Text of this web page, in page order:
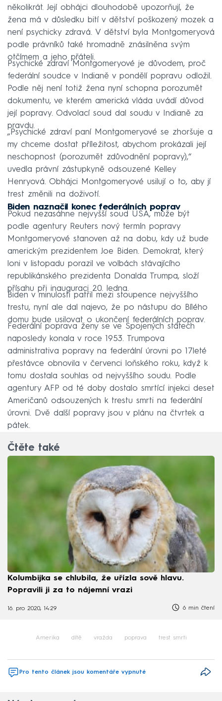
několikrát. Její obhájci dlouhodobě upozorňují, že
žena má v důsledku bití v dětství poškozený mozek a
není psychicky zdravá. V dětství byla Montgomeryová
podle právníků také hromadně znásilněna svým
otčímem a jeho přáteli.
Psychické zdraví Montgomeryové je důvodem, proč
federální soudce v Indianě v pondělí popravu odložil.
Podle něj není totiž žena nyní schopna porozumět
dokumentu, ve kterém americká vláda uvádí důvod
její popravy. Odvolací soud dal soudu v Indianě za
pravdu.
„Psychické zdraví paní Montgomeryové se zhoršuje a
my chceme dostat příležitost, abychom prokázali její
neschopnost (porozumět zdůvodnění popravy),“
uvedla právní zástupkyně odsouzené Kelley
Henryová. Obhájci Montgomeryové usilují o to, aby jí
trest změnili na doživotí.
Biden naznačil konec federálních poprav
Pokud nezasáhne nejvyšší soud USA, může být
podle agentury Reuters nový termín popravy
Montgomeryové stanoven až na dobu, kdy už bude
americkým prezidentem Joe Biden. Demokrat, který
loni v listopadu porazil ve volbách stávajícího
republikánského prezidenta Donalda Trumpa, složí
přísahu při inauguraci 20. ledna.
Biden v minulosti patřil mezi stoupence nejvyššího
trestu, nyní ale dal najevo, že po nástupu do Bílého
domu bude usilovat o ukončení federálních poprav.
Federální poprava ženy se ve Spojených státech
naposledy konala v roce 1953. Trumpova
administrativa popravy na federální úrovni po 17leté
přestávce obnovila v červenci loňského roku, když k
tomu dostala souhlas od nejvyššího soudu. Podle
agentury AFP od té doby dostalo smrtící injekci deset
Američanů odsouzených k trestu smrti na federální
úrovni. Dvě další popravy jsou v plánu na čtvrtek a
pátek.
Čtěte také
Kolumbijka se chlubila, že uřízla sově hlavu.
Popravili ji za to nájemní vrazi
16. pro 2020, 14:29 6 min čtení
Amerika dítě vražda poprava trest smrti
Pro tento článek jsou komentáře vypnuté